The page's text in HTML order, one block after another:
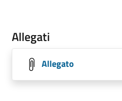
Allegati
Allegato